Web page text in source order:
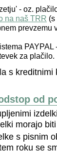
- oz.
na naš TRR
prevzemu
za plačilo.
s
od
morajo
s pisnim
roku se